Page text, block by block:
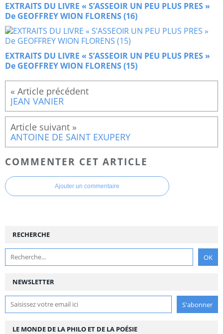
EXTRAITS DU LIVRE « S’ASSEOIR UN PEU PLUS PRES »
De GEOFFREY WION FLORENS (16)
EXTRAITS DU LIVRE « S’ASSEOIR UN PEU PLUS PRES »
De GEOFFREY WION FLORENS (15)
JEAN VANIER
ANTOINE DE SAINT EXUPERY
COMMENTER CET ARTICLE
Ajouter un commentaire
NEWSLETTER
RECHERCHE
LE MONDE DE LA PHILO ET DE LA POÉSIE